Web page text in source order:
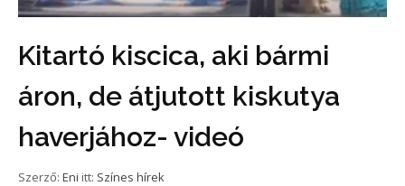
Kitartó kiscica, aki bármi
áron, de átjutott kiskutya
haverjához- videó
Szerző: Eni itt: Színes hírek